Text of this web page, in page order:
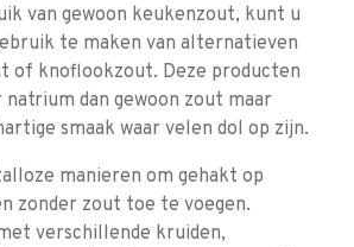
van gewoon keukenzout, kunt u
te maken van alternatieven
of knoflookzout. Deze producten
dan gewoon zout maar
smaak waar velen dol op zijn.
manieren om gehakt op
zonder zout toe te voegen.
verschillende kruiden,